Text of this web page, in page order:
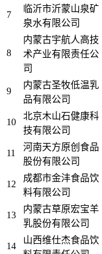
7
临沂市沂蒙山泉矿
泉水有限公司
8
内蒙古宇航人高技
术产业有限责任公
司
9
内蒙古圣牧低温乳
品有限公司
10
北京木山石健康科
技有限公司
11
河南天方原创食品
股份有限公司
12
成都市金沣食品饮
料有限公司
13
内蒙古草原宏宝羊
乳股份有限公司
14
山西维仕杰食品饮